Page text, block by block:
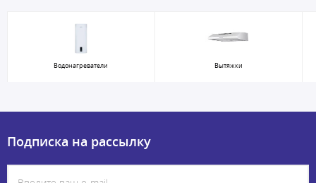
Водонагреватели Вытяжки
Подписка на рассылку